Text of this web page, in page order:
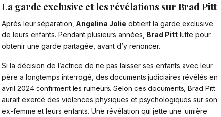
La garde exclusive et les révélations sur Brad Pitt
Après leur séparation, Angelina Jolie obtient la garde exclusive
de leurs enfants. Pendant plusieurs années, Brad Pitt lutte pour
obtenir une garde partagée, avant d’y renoncer.
Si la décision de l’actrice de ne pas laisser ses enfants avec leur
père a longtemps interrogé, des documents judiciaires révélés en
avril 2024 confirment les rumeurs. Selon ces documents, Brad Pitt
aurait exercé des violences physiques et psychologiques sur son
ex-femme et leurs enfants. Une révélation qui jette une lumière